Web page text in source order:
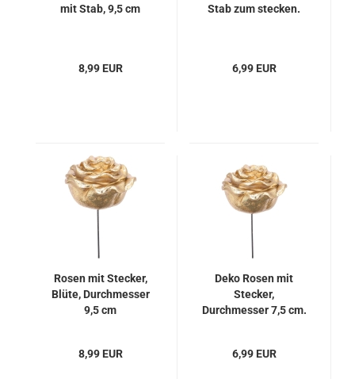
mit Stab, 9,5 cm
8,99 EUR
Stab zum stecken.
6,99 EUR
Rosen mit Stecker,
Blüte, Durchmesser
9,5 cm
8,99 EUR
Deko Rosen mit
Stecker,
Durchmesser 7,5 cm.
6,99 EUR